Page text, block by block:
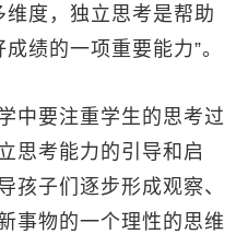
维度，独立思考是帮助
绩的一项重要能力”。
要注重学生的思考过
思考能力的引导和启
孩子们逐步形成观察、
事物的一个理性的思维